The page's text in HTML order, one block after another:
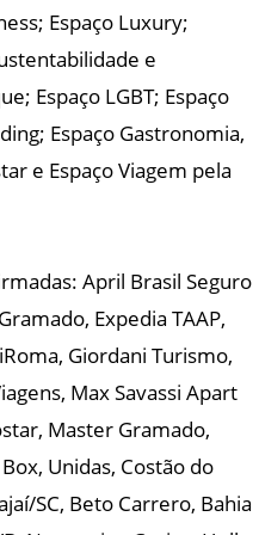
Espaço Luxury;
e
Espaço LGBT; Espaço
Espaço Gastronomia,
e Espaço Viagem pela
April Brasil Seguro
Expedia TAAP,
Giordani Turismo,
Max Savassi Apart
Master Gramado,
Unidas, Costão do
SC, Beto Carrero, Bahia